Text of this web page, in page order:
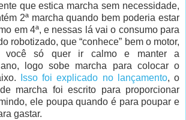
que estica marcha sem necessidade,
2ª marcha quando bem poderia estar
em 4ª, e nessas lá vai o consumo para
robotizado, que “conhece” bem o motor,
você só quer ir calmo e manter a
logo sobe marcha para colocar o
Isso foi explicado no lançamento, o
marcha foi escrito para proporcionar
ele poupa quando é para poupar e
gastar.